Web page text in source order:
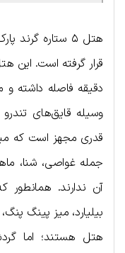
هتل ۵ ستاره
دقیقه فاصله داشته و
وسیله قایق‌های
قدری مجهز است که
جمله غواصی، شنا،
آن ندارند. همانطور
بیلیارد، میز پینگ
هتل هستند؛ اما